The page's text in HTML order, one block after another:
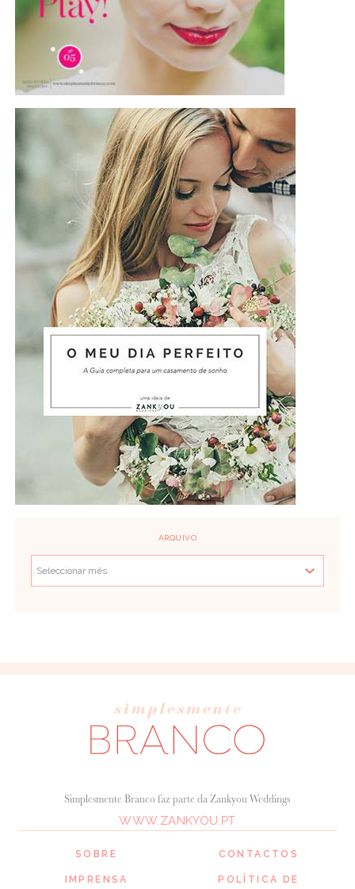
ARQUIVO
SOBRE
IMPRENSA
Simplesmente Branco faz parte da Zankyou Weddings
WWW.ZANKYOU.PT
CONTACTOS
POLÍTICA DE